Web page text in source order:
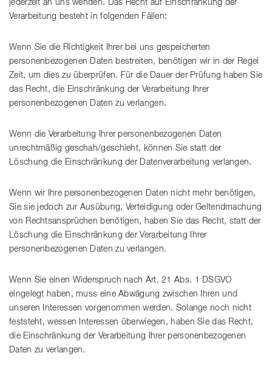
jederzeit an uns wenden. Das Recht auf Einschränkung der
Verarbeitung besteht in folgenden Fällen:
Wenn Sie die Richtigkeit Ihrer bei uns gespeicherten
personenbezogenen Daten bestreiten, benötigen wir in der Regel
Zeit, um dies zu überprüfen. Für die Dauer der Prüfung haben Sie
das Recht, die Einschränkung der Verarbeitung Ihrer
personenbezogenen Daten zu verlangen.
Wenn die Verarbeitung Ihrer personenbezogenen Daten
unrechtmäßig geschah/geschieht, können Sie statt der
Löschung die Einschränkung der Datenverarbeitung verlangen.
Wenn wir Ihre personenbezogenen Daten nicht mehr benötigen,
Sie sie jedoch zur Ausübung, Verteidigung oder Geltendmachung
von Rechtsansprüchen benötigen, haben Sie das Recht, statt der
Löschung die Einschränkung der Verarbeitung Ihrer
personenbezogenen Daten zu verlangen.
Wenn Sie einen Widerspruch nach Art. 21 Abs. 1 DSGVO
eingelegt haben, muss eine Abwägung zwischen Ihren und
unseren Interessen vorgenommen werden. Solange noch nicht
feststeht, wessen Interessen überwiegen, haben Sie das Recht,
die Einschränkung der Verarbeitung Ihrer personenbezogenen
Daten zu verlangen.